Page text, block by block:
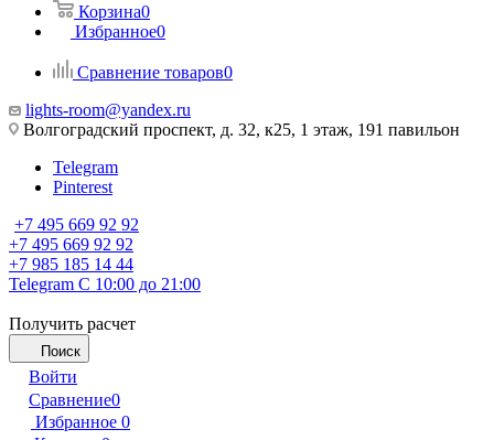
Корзина0
Избранное0
Сравнение товаров0
lights-room@yandex.ru
Волгоградский проспект, д. 32, к25, 1 этаж, 191 павильон
Telegram
Pinterest
+7 495 669 92 92
+7 495 669 92 92
+7 985 185 14 44
Telegram С 10:00 до 21:00
Получить расчет
Поиск
Войти
Сравнение0
Избранное 0